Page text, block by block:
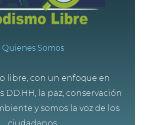
Quienes Somos
libre, con un enfoque en
DD.HH, la paz, conservación
y somos la voz de los